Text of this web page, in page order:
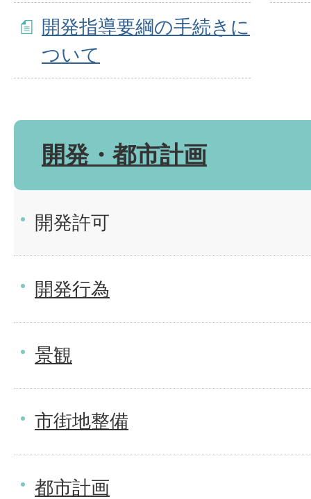
開発指導要綱の手続きに
ついて
開発・都市計画
開発許可
開発行為
景観
市街地整備
都市計画